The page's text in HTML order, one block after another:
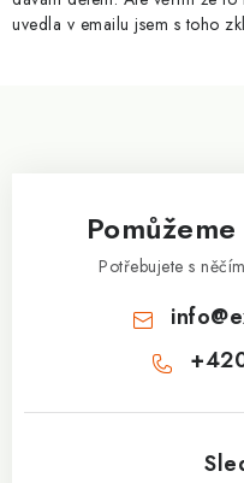
u
uvedla v emailu jsem s toho
Potřebujete s
info@